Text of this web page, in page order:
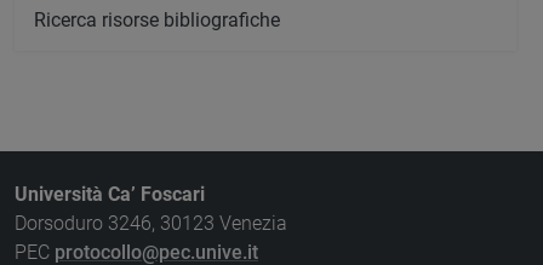
Ricerca risorse bibliografiche
Università Ca’ Foscari
Dorsoduro 3246, 30123 Venezia
PEC protocollo@pec.unive.it